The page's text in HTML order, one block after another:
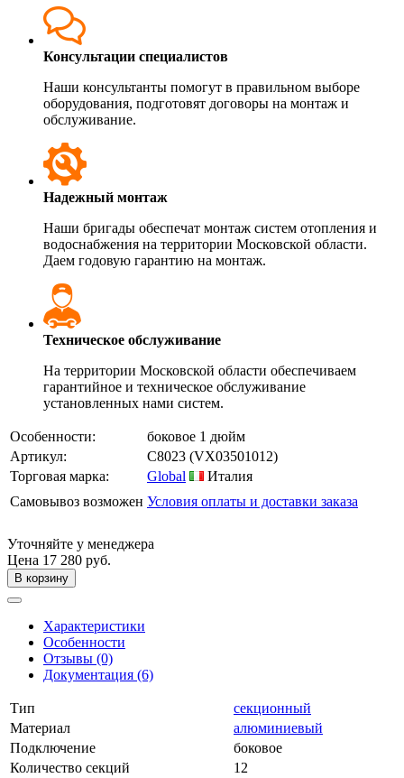
Консультации специалистов
Наши консультанты помогут в правильном выборе
оборудования, подготовят договоры на монтаж и
обслуживание.
Надежный монтаж
Наши бригады обеспечат монтаж систем отопления и
водоснабжения на территории Московской области.
Даем годовую гарантию на монтаж.
Техническое обслуживание
На территории Московской области обеспечиваем
гарантийное и техническое обслуживание
установленных нами систем.
Особенности:
боковое 1 дюйм
Артикул:
C8023 (VX03501012)
Торговая марка:
Global
Италия
Самовывоз возможен Условия оплаты и доставки заказа
Уточняйте у менеджера
Цена 17 280 руб.
В корзину
Характеристики
Особенности
Отзывы (0)
Документация (6)
Тип
секционный
Материал
алюминиевый
Подключение
боковое
Количество секций
12